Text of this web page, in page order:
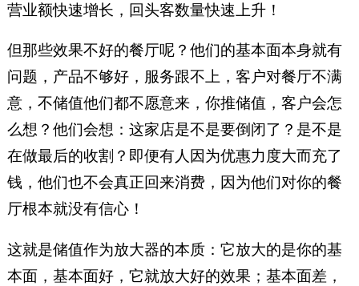
营业额快速增长，回头客数量快速上升！
但那些效果不好的餐厅呢？他们的基本面本身就有
问题，产品不够好，服务跟不上，客户对餐厅不满
意，不储值他们都不愿意来，你推储值，客户会怎
么想？他们会想：这家店是不是要倒闭了？是不是
在做最后的收割？即便有人因为优惠力度大而充了
钱，他们也不会真正回来消费，因为他们对你的餐
厅根本就没有信心！
这就是储值作为放大器的本质：它放大的是你的基
本面，基本面好，它就放大好的效果；基本面差，